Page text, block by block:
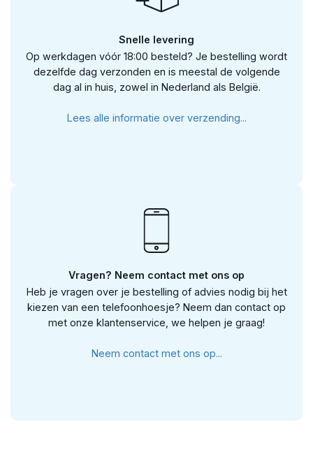
Snelle levering
Op werkdagen vóór 18:00 besteld? Je bestelling wordt
dezelfde dag verzonden en is meestal de volgende
dag al in huis, zowel in Nederland als België.
Lees alle informatie over verzending...
Vragen? Neem contact met ons op
Heb je vragen over je bestelling of advies nodig bij het
kiezen van een telefoonhoesje? Neem dan contact op
met onze klantenservice, we helpen je graag!
Neem contact met ons op...